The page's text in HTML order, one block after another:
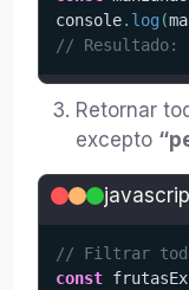
console. log (
// Resultado:
Retornar
excepto
// Filtrar
const